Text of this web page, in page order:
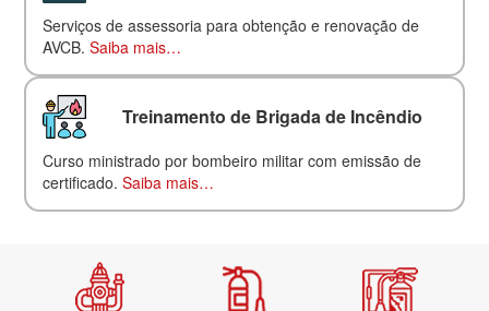
Serviços de assessoria para obtenção e renovação de
AVCB.Saiba mais…
Treinamento de Brigada de Incêndio
Curso ministrado por bombeiro militar com emissão de
certificado.Saiba mais…